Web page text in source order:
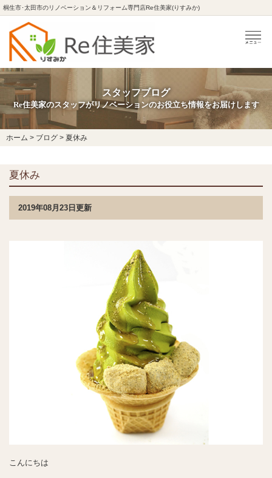
桐生市･太田市のリノベーション＆リフォーム専門店Re住美家(りすみか)
スタッフブログ
Re住美家のスタッフがリノベーションのお役立ち情報をお届けします
ホーム > ブログ > 夏休み
夏休み
2019年08月23日更新
こんにちは